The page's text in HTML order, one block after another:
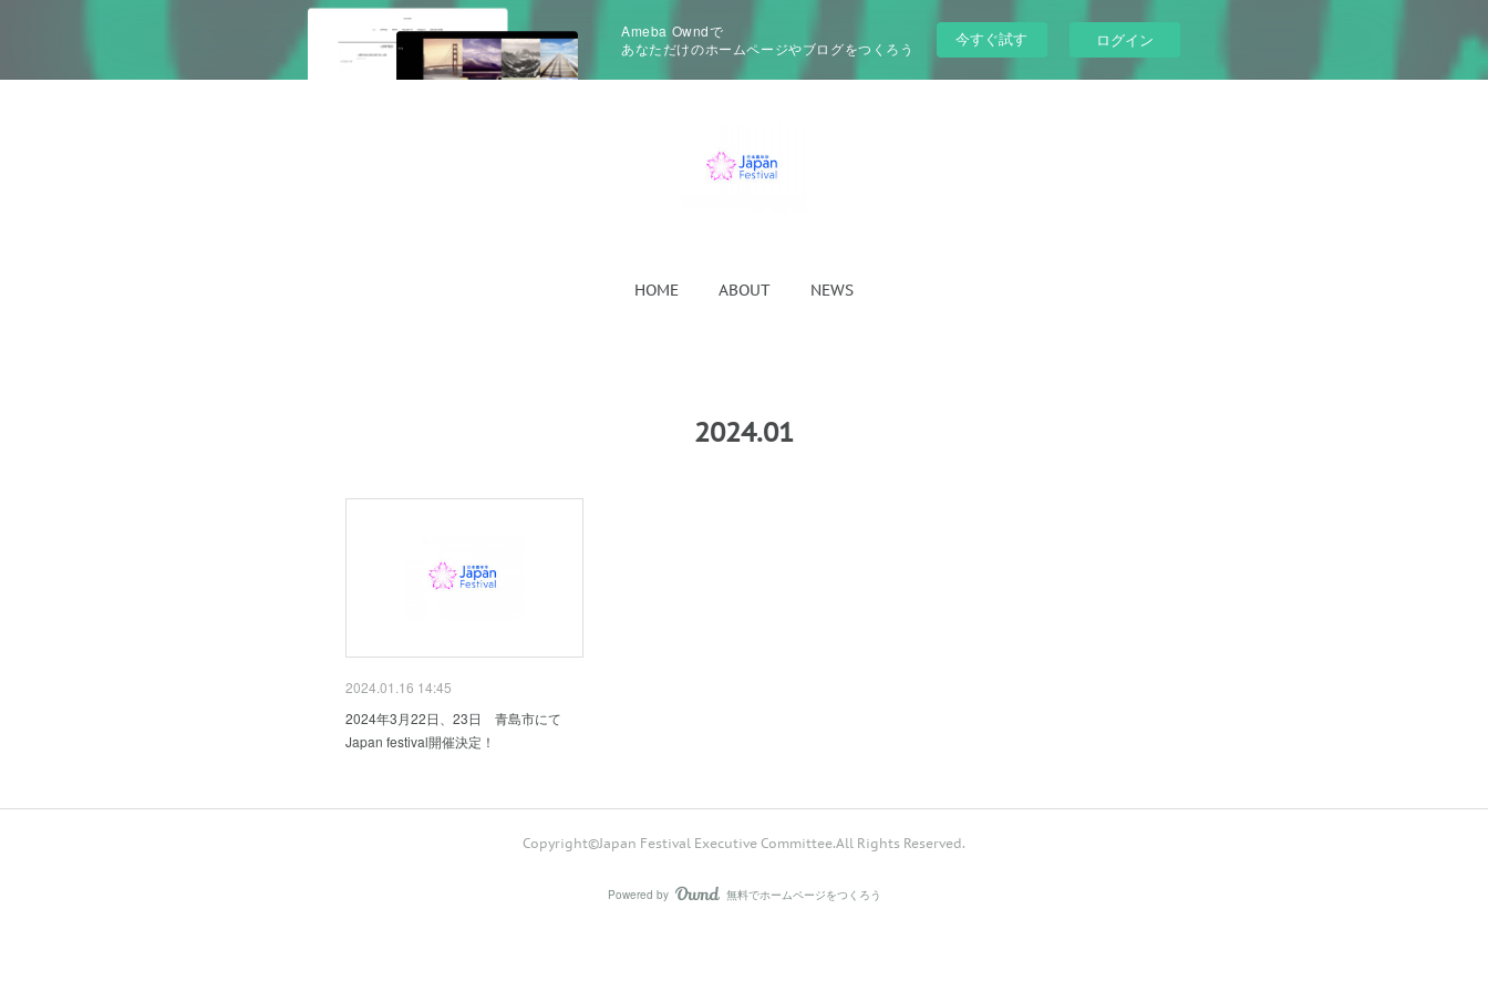
Ameba Owndで
あなただけのホームページやブログをつくろう
今すぐ試す ログイン
HOME ABOUT NEWS
2024.01
2024.01.16 14:45
2024年3月22日、23日 青島市にて
Japan festival開催決定！
Copyright©Japan Festival Executive Committee.All Rights Reserved.
Powered by AmebaOwnd
無料でホームページをつくろう